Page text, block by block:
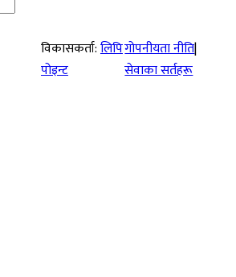
विकासकर्ता:लिपि
पोइन्ट
गोपनीयता नीति|
सेवाका सर्तहरू